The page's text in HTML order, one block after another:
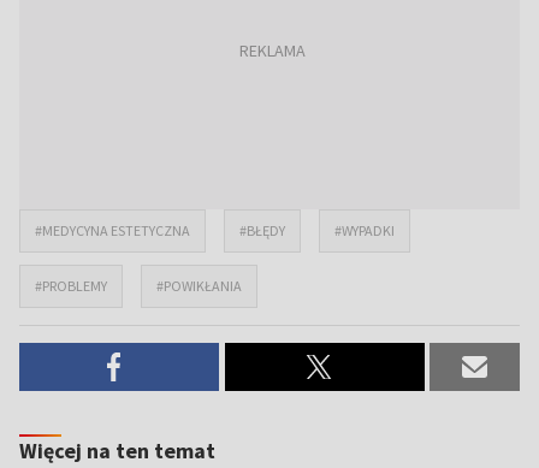
#MEDYCYNA ESTETYCZNA #BŁĘDY #WYPADKI
#PROBLEMY #POWIKŁANIA
Więcej na ten temat